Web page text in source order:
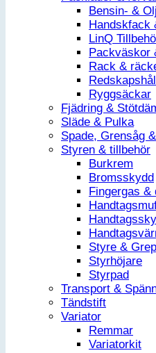
Bensin- &
Handskfack
LinQ
Packväskor
Rack &
Ryggsäckar
Fjädring &
Släde & Pulka
Spade, Grensåg
Styren & tillbehör
Burkrem
Bromsskydd
Fingergas &
Styre &
Styrhöjare
Styrpad
Transport &
Tändstift
Variator
Remmar
Variatorkit